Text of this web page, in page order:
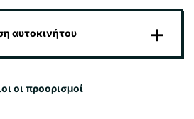
αυτοκινήτου
οι προορισμοί